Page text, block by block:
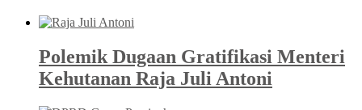
Polemik Dugaan Gratifikasi Menteri
Kehutanan Raja Juli Antoni